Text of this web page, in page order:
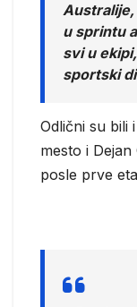
Australije,
u sprintu
svi u
sportski
Odlični su bili
mesto i Dejan
posle prve